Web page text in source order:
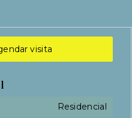
visita
Residencial